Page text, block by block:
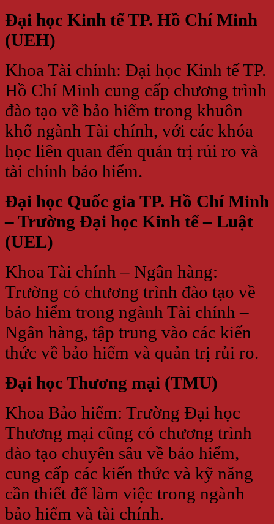
Đại học Kinh tế TP. Hồ Chí Minh
(UEH)
Khoa Tài chính: Đại học Kinh tế TP.
Hồ Chí Minh cung cấp chương trình
đào tạo về bảo hiểm trong khuôn
khổ ngành Tài chính, với các khóa
học liên quan đến quản trị rủi ro và
tài chính bảo hiểm.
Đại học Quốc gia TP. Hồ Chí Minh
– Trường Đại học Kinh tế – Luật
(UEL)
Khoa Tài chính – Ngân hàng:
Trường có chương trình đào tạo về
bảo hiểm trong ngành Tài chính –
Ngân hàng, tập trung vào các kiến
thức về bảo hiểm và quản trị rủi ro.
Đại học Thương mại (TMU)
Khoa Bảo hiểm: Trường Đại học
Thương mại cũng có chương trình
đào tạo chuyên sâu về bảo hiểm,
cung cấp các kiến thức và kỹ năng
cần thiết để làm việc trong ngành
bảo hiểm và tài chính.